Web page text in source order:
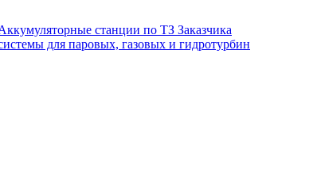
станции по ТЗ Заказчика
для паровых, газовых и гидротурбин